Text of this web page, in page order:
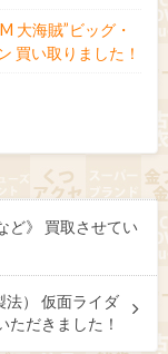
大海賊”ビッグ・
買い取りました！
ど》 買取させてい
法） 仮面ライダ
ただきました！